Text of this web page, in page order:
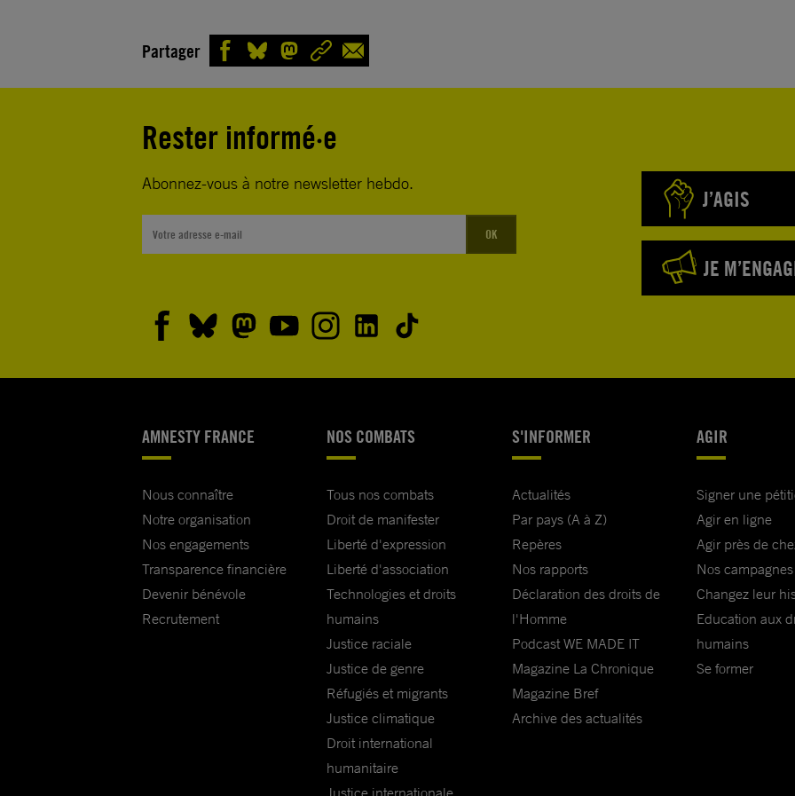
Partager
Rester informé·e
Abonnez-vous à notre newsletter hebdo.
OK
J’AGIS
JE
AMNESTY FRANCE
Nous connaître
Notre organisation
Nos engagements
Transparence financière
Devenir bénévole
Recrutement
NOS COMBATS
Tous nos combats
Droit de manifester
Liberté d'expression
Liberté d'association
Technologies et droits
humains
Justice raciale
Justice de genre
Réfugiés et migrants
Justice climatique
Droit international
humanitaire
Justice internationale
S'INFORMER
Actualités
Par pays (A à Z)
Repères
Nos rapports
Déclaration des droits de
l'Homme
Podcast WE MADE IT
Magazine La Chronique
Magazine Bref
Archive des actualités
AGIR
Signer une
Agir en ligne
Agir près de
Nos campagnes
Changez leur
Education aux
humains
Se former